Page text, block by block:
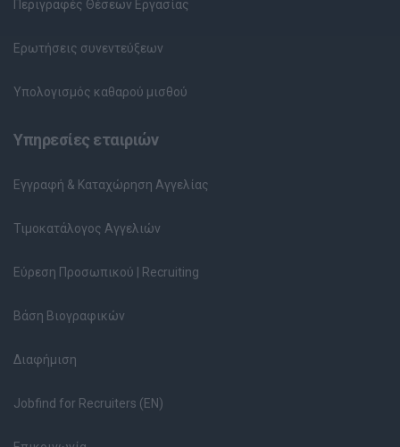
Περιγραφές Θέσεων Εργασίας
Ερωτήσεις συνεντεύξεων
Υπολογισμός καθαρού μισθού
Υπηρεσίες εταιριών
Εγγραφή & Καταχώρηση Αγγελίας
Τιμοκατάλογος Αγγελιών
Εύρεση Προσωπικού | Recruiting
Βάση Βιογραφικών
Διαφήμιση
Jobfind for Recruiters (EN)